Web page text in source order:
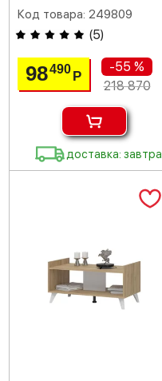
Код товара: 249809
(5)
98490Р
-55 %
218 870
доставка: завтра